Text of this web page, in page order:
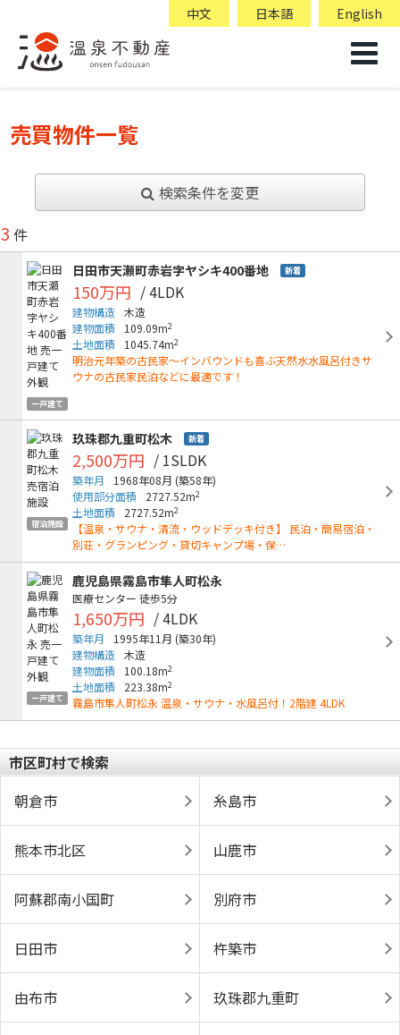
中文 日本語 English
売買物件一覧
検索条件を変更
3 件
一戸建て
日田市天瀬町赤岩字ヤシキ400番地 新着
150万円 / 4LDK
建物構造 木造
建物面積
109.09m2
土地面積 1045.74m2
明治元年築の古民家～インバウンドも喜ぶ天然水水風呂付きサ
ウナの古民家民泊などに最適です！
宿泊施設
玖珠郡九重町松木 新着
2,500万円 / 1SLDK
築年月 1968年08月 (築58年)
使用部分面積
2727.52m2
土地面積 2727.52m2
【温泉・サウナ・清流・ウッドデッキ付き】 民泊・簡易宿泊・
別荘・グランピング・貸切キャンプ場・保…
一戸建て
鹿児島県霧島市隼人町松永
医療センター 徒歩5分
1,650万円 / 4LDK
築年月 1995年11月 (築30年)
建物構造 木造
建物面積
100.18m2
土地面積 223.38m2
霧島市隼人町松永 温泉・サウナ・水風呂付！2階建 4LDK
市区町村で検索
朝倉市
糸島市
熊本市北区 山鹿市
阿蘇郡南小国町 別府市
日田市 杵築市
由布市 玖珠郡九重町